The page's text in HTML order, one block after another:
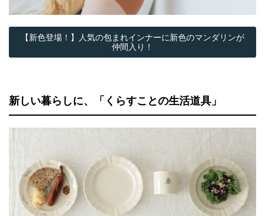
【新色登場！】人気の包まれインナーに新色のマンダリンが
仲間入り！
新しい暮らしに、「くらすことの生活道具」